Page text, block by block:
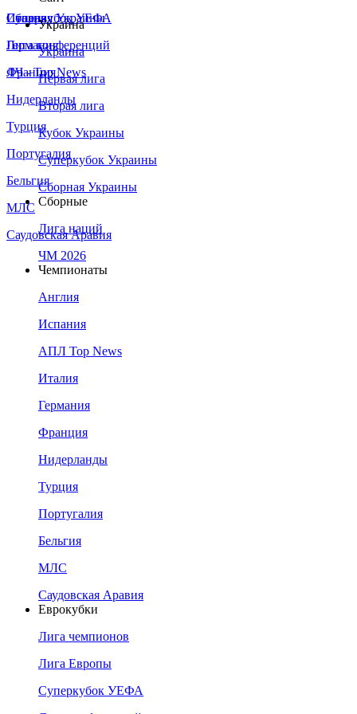
Сборная Украины
Италия
Германия
Франция
Нидерланды
Турция
Португалия
Бельгия
МЛС
Саудовская Аравия
Суперкубок УЕФА
Лига конференций
ЛЧ - Top News
Украина
Украина
Первая лига
Вторая лига
Кубок Украины
Суперкубок Украины
Сборная Украины
Сборные
Лига наций
ЧМ 2026
Чемпионаты
Англия
Испания
АПЛ Top News
Италия
Германия
Франция
Нидерланды
Турция
Португалия
Бельгия
МЛС
Саудовская Аравия
Еврокубки
Лига чемпионов
Лига Европы
Суперкубок УЕФА